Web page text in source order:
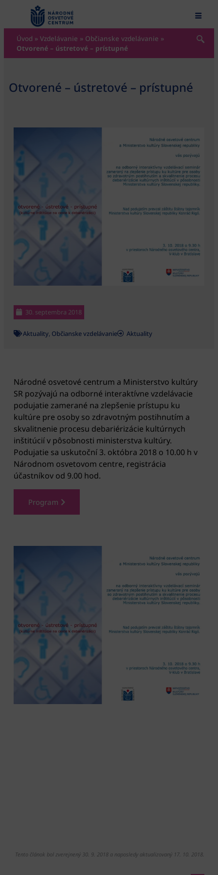
content
Úvod » Vzdelávanie » Občianske vzdelávanie »
Otvorené – ústretové – prístupné
Otvorené – ústretové – prístupné
30. septembra 2018
Aktuality, Občianske vzdelávanie Aktuality
Národné osvetové centrum a Ministerstvo kultúry
SR pozývajú na odborné interaktívne vzdelávacie
podujatie zamerané na zlepšenie prístupu ku
kultúre pre osoby so zdravotným postihnutím a
skvalitnenie procesu debariérizácie kultúrnych
inštitúcií v pôsobnosti ministerstva kultúry.
Podujatie sa uskutoční 3. októbra 2018 o 10.00 h v
Národnom osvetovom centre, registrácia
účastníkov od 9.00 hod.
Program
Tento článok bol zverejnený 30. 9. 2018 a naposledy aktualizovaný 17. 10. 2018.